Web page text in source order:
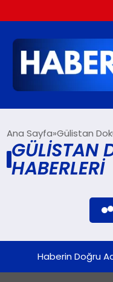
SIYASET
SPOR
Ana Sayfa Gülistan
GÜLISTAN
HABERLERI
Haberin Doğru